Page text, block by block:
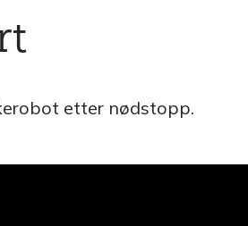
etter nødstopp.